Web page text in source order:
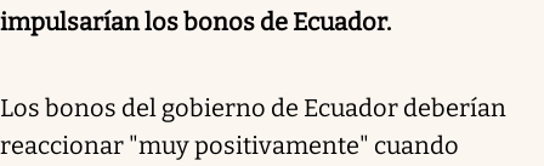
impulsarían los bonos de Ecuador.
Los bonos del gobierno de Ecuador deberían
reaccionar "muy positivamente" cuando